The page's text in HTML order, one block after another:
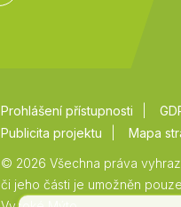
Prohlášení přístupnosti
Publicita projektu
Mapa
© 2026 Všechna práva
či jeho části je umožněn